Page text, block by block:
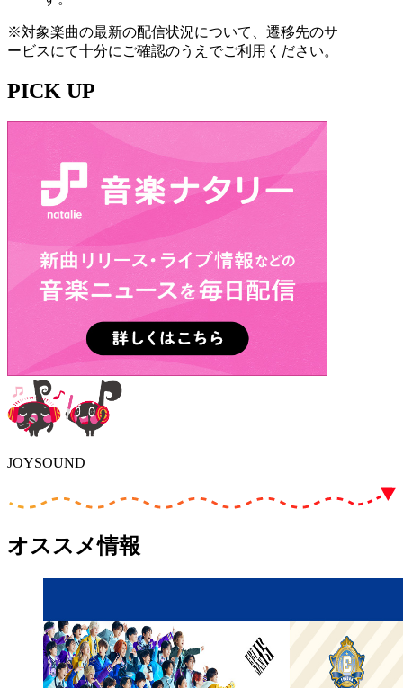
※対象楽曲の最新の配信状況について、遷移先のサ
ービスにて十分にご確認のうえでご利用ください。
PICK UP
JOYSOUND
オススメ情報